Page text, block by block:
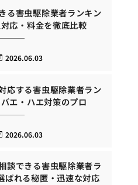
る害虫駆除業者ランキン
応・料金を徹底比較
2026.06.03
応する害虫駆除業者ラン
エ・ハエ対策のプロ
2026.06.03
談できる害虫駆除業者ラ
ばれる秘匿・迅速な対応